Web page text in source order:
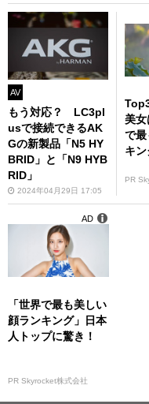
AV
もう対応？ LC3pl
usで接続できるAK
Gの新製品「N5 HY
BRID」と「N9 HYB
RID」
2024年04月29日 17:05
美
で
キン
PR
「世界で最も美しい
顔ランキング」日本
人トップに驚き！
PR Skyrocket株式会社
AD